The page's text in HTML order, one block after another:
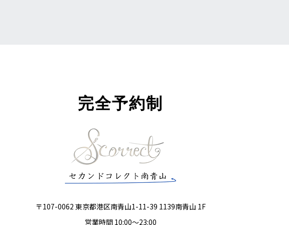
完全予約制
〒107-0062 東京都港区南青山1-11-39 1139南青山 1F
営業時間 10:00～23:00